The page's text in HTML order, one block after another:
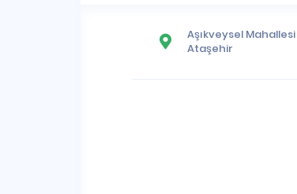
Aşıkveysel Mahallesi
Ataşehir